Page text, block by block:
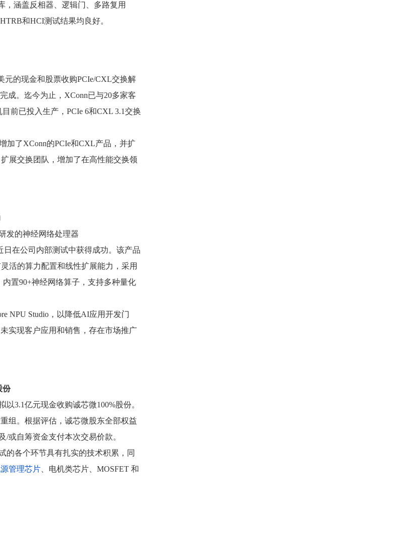
，涵盖反相器、逻辑门、多路复用
和HCI测试结果均良好。
元的现金和股票收购PCIe/CXL交换解
成。迄今为止，XConn已与20多家客
前已投入生产，PCIe 6和CXL 3.1交换
加了XConn的PCIe和CXL产品，并扩
展交换团队，增加了在高性能交换领
发的神经网络处理器
日在公司内部测试中获得成功。该产品
活的算力配置和线性扩展能力，采用
置90+神经网络算子，支持多种量化
NPU Studio，以降低AI应用开发门
实现客户应用和销售，存在市场推广
份
3.1亿元现金收购诚芯微100%股份。
组。根据评估，诚芯微股东全部权益
/或自筹资金支付本次交易价款。
的各个环节具有扎实的技术积累，同
管理芯片 、电机类芯片、MOSFET 和